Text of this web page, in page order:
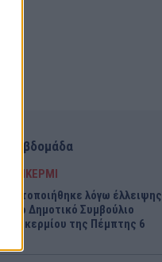
εβδομάδα
- ΠΙΚΕΡΜΙ
λόγω έλλειψης
το Δημοτικό Συμβούλιο
Πικερμίου της Πέμπτης 6